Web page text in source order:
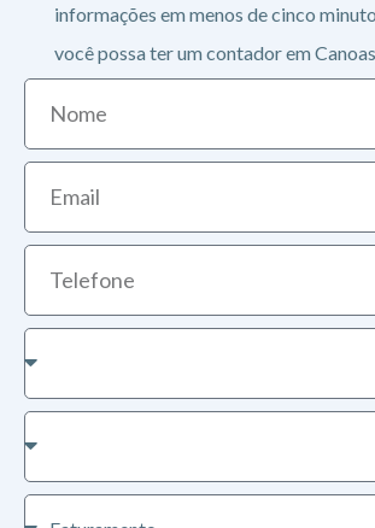
informações em menos de cinco
você possa ter um contador em